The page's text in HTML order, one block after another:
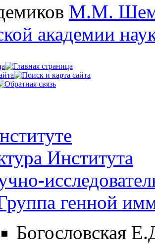
М.М.
академии
Института
генной
Богословская